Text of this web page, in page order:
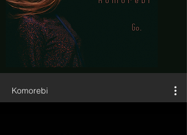
Komorebi